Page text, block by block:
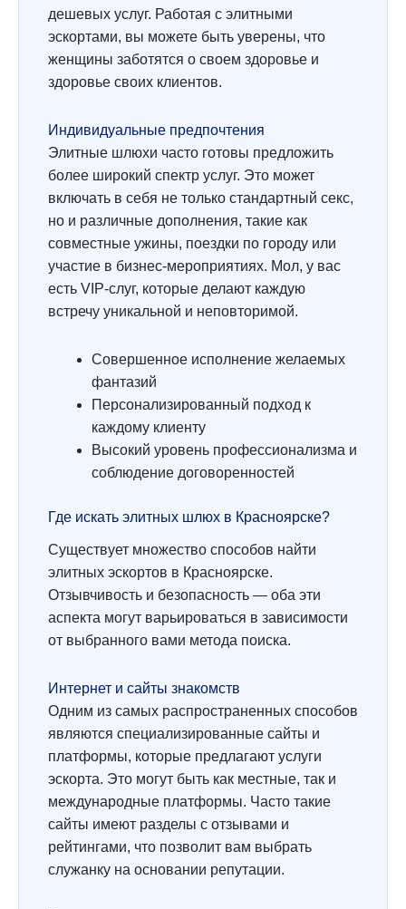
дешевых услуг. Работая с элитными
эскортами, вы можете быть уверены, что
женщины заботятся о своем здоровье и
здоровье своих клиентов.
Индивидуальные предпочтения
Элитные шлюхи часто готовы предложить
более широкий спектр услуг. Это может
включать в себя не только стандартный секс,
но и различные дополнения, такие как
совместные ужины, поездки по городу или
участие в бизнес-мероприятиях. Мол, у вас
есть VIP-слуг, которые делают каждую
встречу уникальной и неповторимой.
Совершенное исполнение желаемых
фантазий
Персонализированный подход к
каждому клиенту
Высокий уровень профессионализма и
соблюдение договоренностей
Где искать элитных шлюх в Красноярске?
Существует множество способов найти
элитных эскортов в Красноярске.
Отзывчивость и безопасность — оба эти
аспекта могут варьироваться в зависимости
от выбранного вами метода поиска.
Интернет и сайты знакомств
Одним из самых распространенных способов
являются специализированные сайты и
платформы, которые предлагают услуги
эскорта. Это могут быть как местные, так и
международные платформы. Часто такие
сайты имеют разделы с отзывами и
рейтингами, что позволит вам выбрать
служанку на основании репутации.